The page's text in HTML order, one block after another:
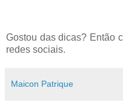
Gostou das dicas? Então
redes sociais.
Maicon Patrique